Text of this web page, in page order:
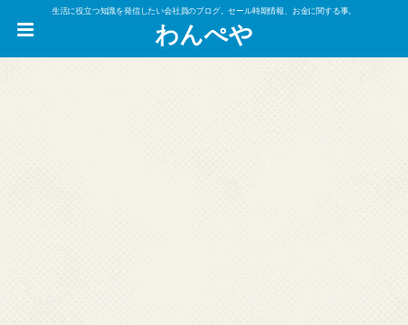
生活に役立つ知識を発信したい会社員のブログ。セール時期情報、お金に関する事。
わんぺや